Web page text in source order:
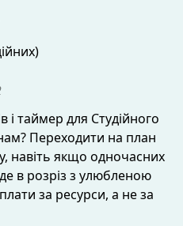
і таймер для Студійного
Переходити на план
навіть якщо одночасних
в розріз з улюбленою
за ресурси, а не за